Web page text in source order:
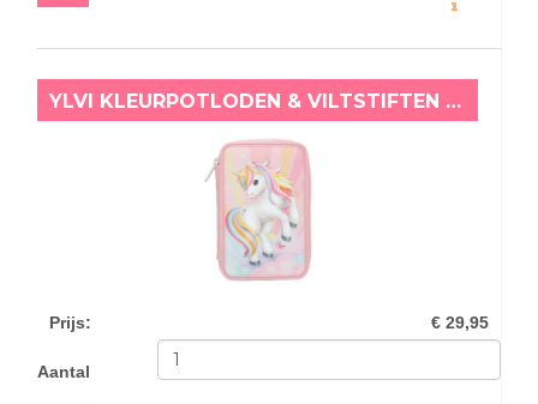
YLVI KLEURPOTLODEN & VILTSTIFTEN ETUI SUGAR POP
Prijs: € 29,95
Aantal